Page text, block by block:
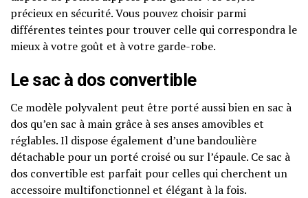
précieux en sécurité. Vous pouvez choisir parmi
différentes teintes pour trouver celle qui correspondra le
mieux à votre goût et à votre garde-robe.
Le sac à dos convertible
Ce modèle polyvalent peut être porté aussi bien en sac à
dos qu’en sac à main grâce à ses anses amovibles et
réglables. Il dispose également d’une bandoulière
détachable pour un porté croisé ou sur l’épaule. Ce sac à
dos convertible est parfait pour celles qui cherchent un
accessoire multifonctionnel et élégant à la fois.